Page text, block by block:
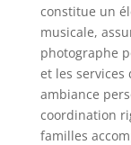
constitue un
musicale,
photographe
et les
ambiance
coordination
familles